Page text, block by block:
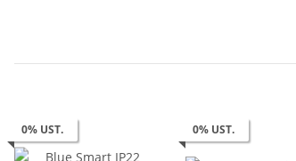
0% UST. 0% UST.